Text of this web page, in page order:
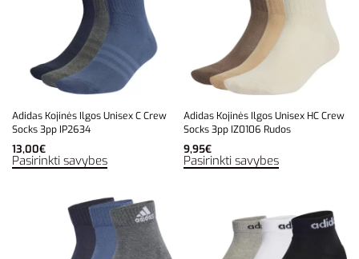
Adidas Kojinės Ilgos Unisex C Crew
Socks 3pp IP2634
13,00€
Pasirinkti savybes
Adidas Kojinės Ilgos Unisex HC Crew
Socks 3pp IZ0106 Rudos
9,95€
Pasirinkti savybes